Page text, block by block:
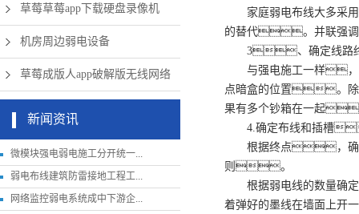
草莓草莓app下载硬盘录像机
机房周边弱电设备
草莓成版人app破解版无线网络
新闻资讯
微模块强电弱电施工分开统一...
弱电布线建筑防雷接地工程工...
网络监控弱电系统成中下游企...
家庭弱电布线大多采用
的替代。并联强调
3、确定线路
与强电施工一样，
点暗盒的位置。除
果有多个钞箱在一起
4.确定布线和插槽
根据终点，确定
则。
根据弱电线的数量确定
着弹好的墨线在墙面上